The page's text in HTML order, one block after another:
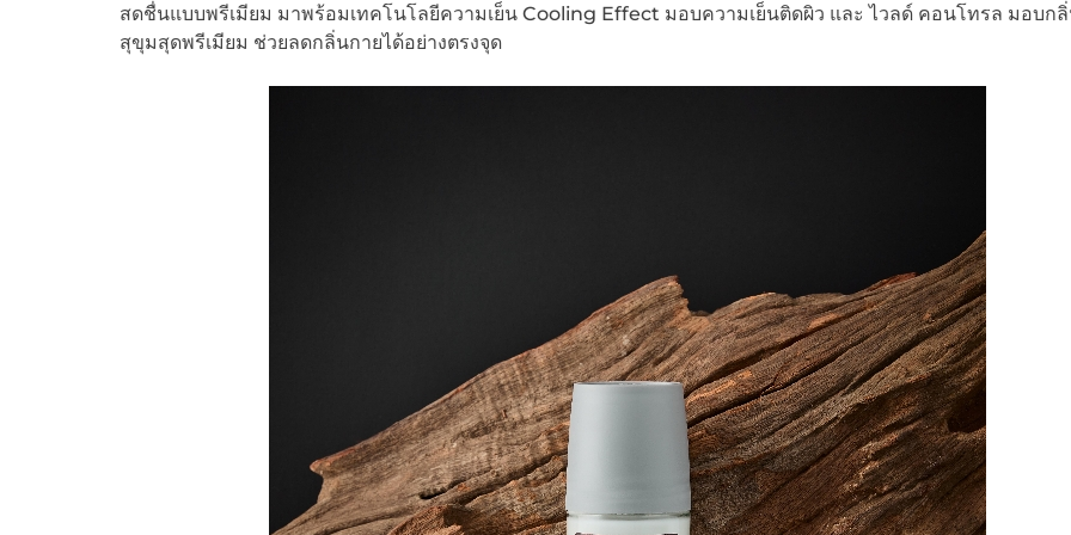
สดชื่นแบบพรีเมียม มาพร้อมเทคโนโลยีความเย็น Cooling Effect มอบความเย็นติดผิว และ ไวลด์ คอนโทรล มอบก
สุขุมสุดพรีเมียม ช่วยลดกลิ่นกายได้อย่างตรงจุด